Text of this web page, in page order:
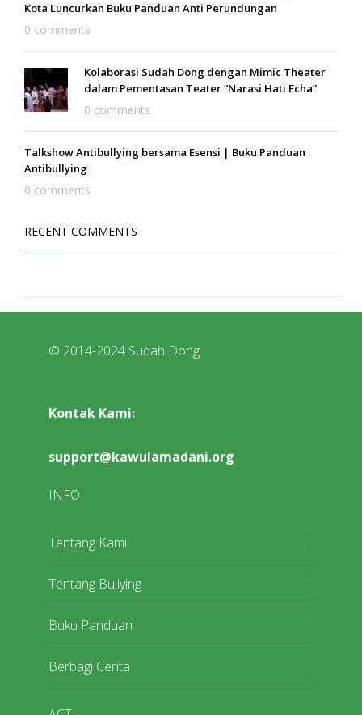
Kota Luncurkan Buku Panduan Anti Perundungan
0 comments
Kolaborasi Sudah Dong dengan Mimic Theater
dalam Pementasan Teater “Narasi Hati Echa”
0 comments
Talkshow Antibullying bersama Esensi | Buku Panduan
Antibullying
0 comments
RECENT COMMENTS
© 2014-2024 Sudah Dong
Kontak Kami:
support@kawulamadani.org
INFO
Tentang Kami
Tentang Bullying
Buku Panduan
Berbagi Cerita